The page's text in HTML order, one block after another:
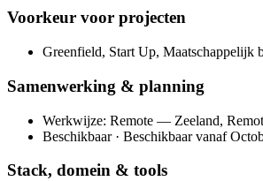
Voorkeur voor projecten
Greenfield, Start Up, Maatschappelijk
Samenwerking & planning
Werkwijze: Remote — Zeeland,
Beschikbaar · Beschikbaar vanaf
Stack, domein & tools